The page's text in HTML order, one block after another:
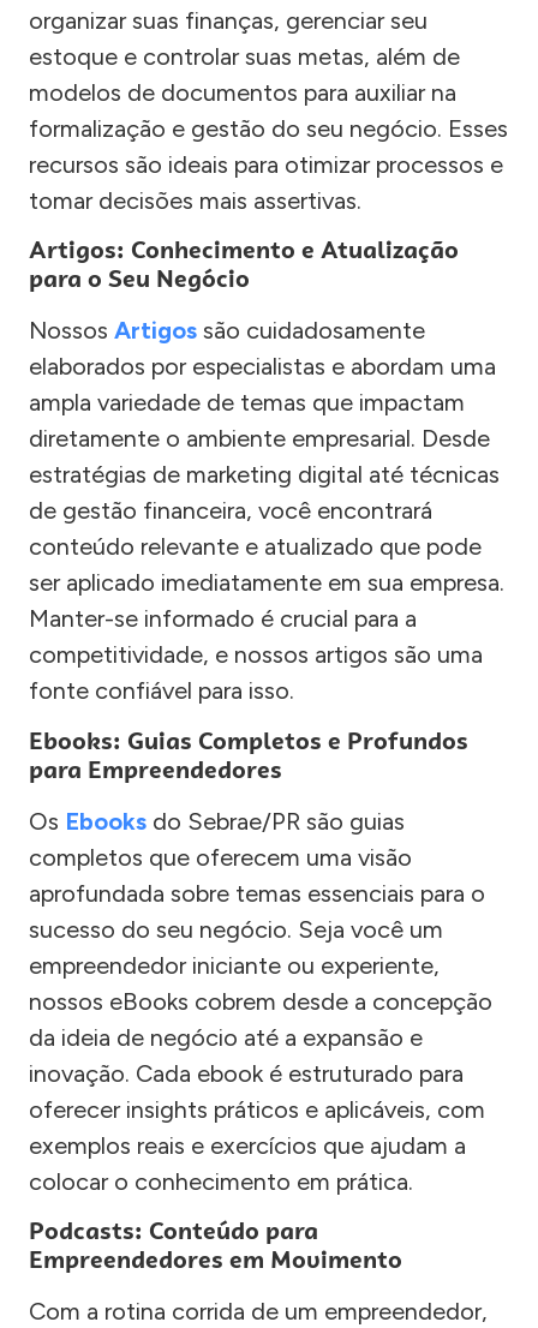
organizar suas finanças, gerenciar seu
estoque e controlar suas metas, além de
modelos de documentos para auxiliar na
formalização e gestão do seu negócio. Esses
recursos são ideais para otimizar processos e
tomar decisões mais assertivas.
Artigos: Conhecimento e Atualização
para o Seu Negócio
Nossos Artigos são cuidadosamente
elaborados por especialistas e abordam uma
ampla variedade de temas que impactam
diretamente o ambiente empresarial. Desde
estratégias de marketing digital até técnicas
de gestão financeira, você encontrará
conteúdo relevante e atualizado que pode
ser aplicado imediatamente em sua empresa.
Manter-se informado é crucial para a
competitividade, e nossos artigos são uma
fonte confiável para isso.
Ebooks: Guias Completos e Profundos
para Empreendedores
Os Ebooks do Sebrae/PR são guias
completos que oferecem uma visão
aprofundada sobre temas essenciais para o
sucesso do seu negócio. Seja você um
empreendedor iniciante ou experiente,
nossos eBooks cobrem desde a concepção
da ideia de negócio até a expansão e
inovação. Cada ebook é estruturado para
oferecer insights práticos e aplicáveis, com
exemplos reais e exercícios que ajudam a
colocar o conhecimento em prática.
Podcasts: Conteúdo para
Empreendedores em Movimento
Com a rotina corrida de um empreendedor,